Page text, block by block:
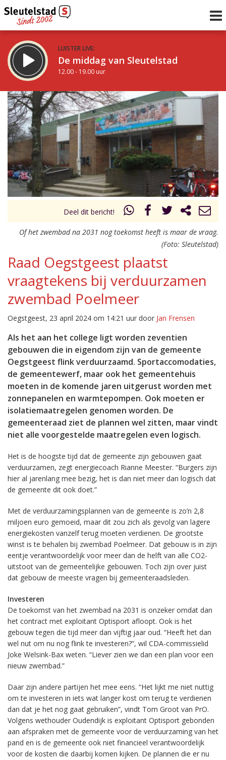
LUISTER LIVE:
De middag van Sleutelstad
12.00 - 19.00 uur
STRAKS:
De avond van Sleutelstad
19.00 - 22.00 uur
Vorig uur
uur 1 van 0 Volgend uur
Inklappen
Deel dit bericht!
Of het zwembad na 2031 nog toekomst heeft is maar de vraag.
(Foto: Sleutelstad)
Raad Oegstgeest plaatst
vraagtekens bij verduurzamen
zwembad Poelmeer
Oegstgeest, 23 april 2024 om 14:21 uur door Jan Frensen
Als het aan het college ligt worden zeventien
gebouwen die in eigendom zijn van de gemeente
Oegstgeest flink verduurzaamd. Sportaccomodaties,
de gemeentewerf, maar ook het gemeentehuis
moeten in de komende jaren uitgerust worden met
zonnepanelen en warmtepompen. Ook moeten er
isolatiemaatregelen genomen worden. De
gemeenteraad ziet de plannen wel zitten, maar vindt
niet alle voorgestelde maatregelen even logisch.
Het is de hoogste tijd dat de gemeente zijn gebouwen gaat
verduurzamen, zegt energiecoach Rianne Meester. “Burgers zijn
hier al jarenlang mee bezig, het is dan niet meer dan logisch dat
de gemeente dit ook doet.”
Met de verduurzamingsplannen van de gemeente is zo’n 2,8
miljoen euro gemoeid, maar dit zou zich als gevolg van lagere
energiekosten vanzelf terug moeten verdienen. De grootste
winst is te behalen bij zwembad Poelmeer. Dat gebouw is in zijn
eentje verantwoordelijk voor meer dan de helft van alle CO2-
uitstoot van de gemeentelijke gebouwen. Toch zijn over juist
dat gebouw de meeste vragen bij gemeenteraadsleden.
Investeren
De toekomst van het zwembad na 2031 is onzeker omdat dan
het contract met exploitant Optisport afloopt. Ook is het
gebouw tegen die tijd meer dan vijftig jaar oud. “Heeft het dan
wel nut om nu nog flink te investeren?”, wil CDA-commissielid
Joke Welsink-Bax weten. “Liever zien we dan een plan voor een
nieuw zwembad.”
Daar zijn andere partijen het mee eens. “Het lijkt me niet nuttig
om te investeren in iets wat langer kost om terug te verdienen
dan dat je het nog gaat gebruiken”, vindt Tom Groot van PrO.
Volgens wethouder Oudendijk is exploitant Optisport gebonden
aan afspraken met de gemeente voor de verduurzaming van het
pand en is de gemeente ook niet financieel verantwoordelijk
voor de kosten die daarbij komen kijken. De plannen die er nu